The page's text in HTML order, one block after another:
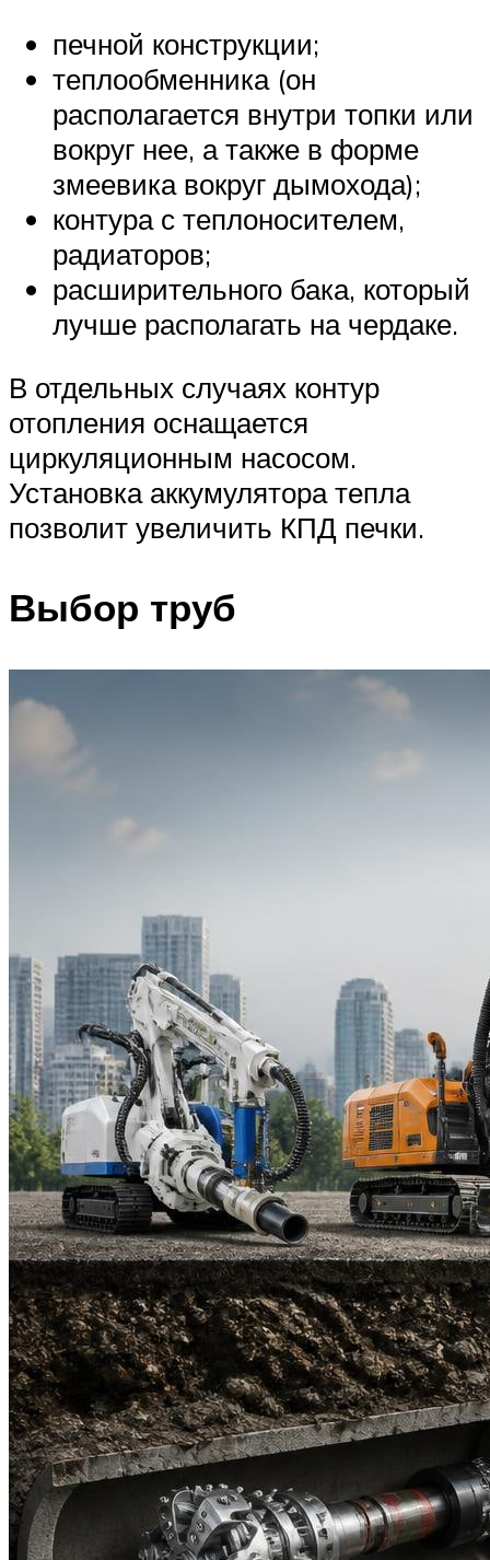
печной конструкции;
теплообменника (он
располагается внутри топки или
вокруг нее, а также в форме
змеевика вокруг дымохода);
контура с теплоносителем,
радиаторов;
расширительного бака, который
лучше располагать на чердаке.
В отдельных случаях контур
отопления оснащается
циркуляционным насосом.
Установка аккумулятора тепла
позволит увеличить КПД печки.
Выбор труб